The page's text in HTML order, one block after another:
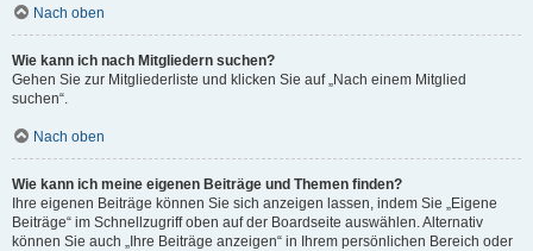
Nach oben
Wie kann ich nach Mitgliedern suchen?
Gehen Sie zur Mitgliederliste und klicken Sie auf „Nach einem Mitglied
suchen“.
Nach oben
Wie kann ich meine eigenen Beiträge und Themen finden?
Ihre eigenen Beiträge können Sie sich anzeigen lassen, indem Sie „Eigene
Beiträge“ im Schnellzugriff oben auf der Boardseite auswählen. Alternativ
können Sie auch „Ihre Beiträge anzeigen“ in Ihrem persönlichen Bereich oder